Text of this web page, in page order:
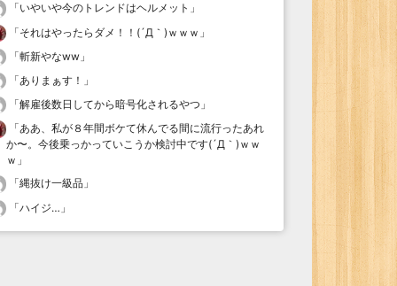
「いやいや今のトレンドはヘルメット 」
「それはやったらダメ！！(´Д｀)ｗｗｗ 」
「斬新やなww 」
「ありまぁす！ 」
「解雇後数日してから暗号化されるやつ 」
「ああ、私が８年間ボケて休んでる間に流行ったあれ
か〜。今後乗っかっていこうか検討中です(´Д｀)ｗｗ
ｗ 」
「縄抜け一級品 」
「ハイジ… 」